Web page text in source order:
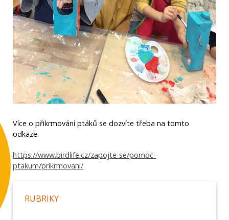
Více o přikrmování ptáků se dozvíte třeba na tomto
odkaze.
https://www.birdlife.cz/zapojte-se/pomoc-
ptakum/prikrmovani/
RUBRIKY